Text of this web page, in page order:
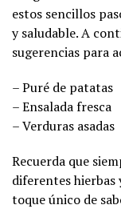
estos sencillos
y saludable. A
sugerencias para
– Puré de patatas
– Ensalada fresca
– Verduras asadas
Recuerda que
diferentes hierbas
toque único de